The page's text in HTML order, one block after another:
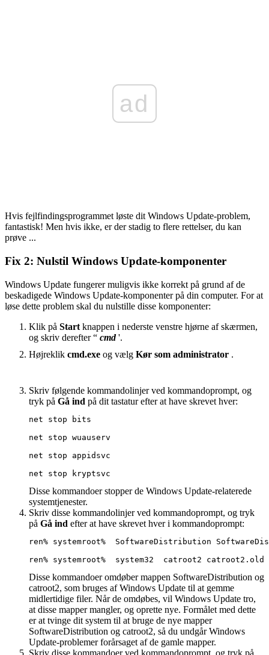
ad
Hvis fejlfindingsprogrammet løste dit Windows Update-problem,
fantastisk! Men hvis ikke, er der stadig to flere rettelser, du kan
prøve ...
Fix 2: Nulstil Windows Update-komponenter
Windows Update fungerer muligvis ikke korrekt på grund af de
beskadigede Windows Update-komponenter på din computer. For at
løse dette problem skal du nulstille disse komponenter:
Klik på Start knappen i nederste venstre hjørne af skærmen,
og skriv derefter “ cmd '.
Højreklik cmd.exe og vælg Kør som administrator .
Skriv følgende kommandolinjer ved kommandoprompt, og
tryk på Gå ind på dit tastatur efter at have skrevet hver:
net stop bits
net stop wuauserv
net stop appidsvc
net stop kryptsvc
Disse kommandoer stopper de Windows Update-relaterede
systemtjenester.
Skriv disse kommandolinjer ved kommandoprompt, og tryk
på Gå ind efter at have skrevet hver i kommandoprompt:
ren% systemroot%  SoftwareDistribution
ren% systemroot%  system32  catroot2 catroot2.old
Disse kommandoer omdøber mappen SoftwareDistribution og
catroot2, som bruges af Windows Update til at gemme
midlertidige filer. Når de omdøbes, vil Windows Update tro,
at disse mapper mangler, og oprette nye. Formålet med dette
er at tvinge dit system til at bruge de nye mapper
SoftwareDistribution og catroot2, så du undgår Windows
Update-problemer forårsaget af de gamle mapper.
Skriv disse kommandoer ved kommandoprompt, og tryk på